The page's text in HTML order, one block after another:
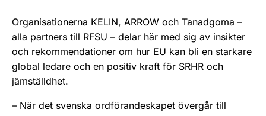
Organisationerna KELIN, ARROW och Tanadgoma –
alla partners till RFSU – delar här med sig av insikter
och rekommendationer om hur EU kan bli en starkare
global ledare och en positiv kraft för SRHR och
jämställdhet.
– När det svenska ordförandeskapet övergår till